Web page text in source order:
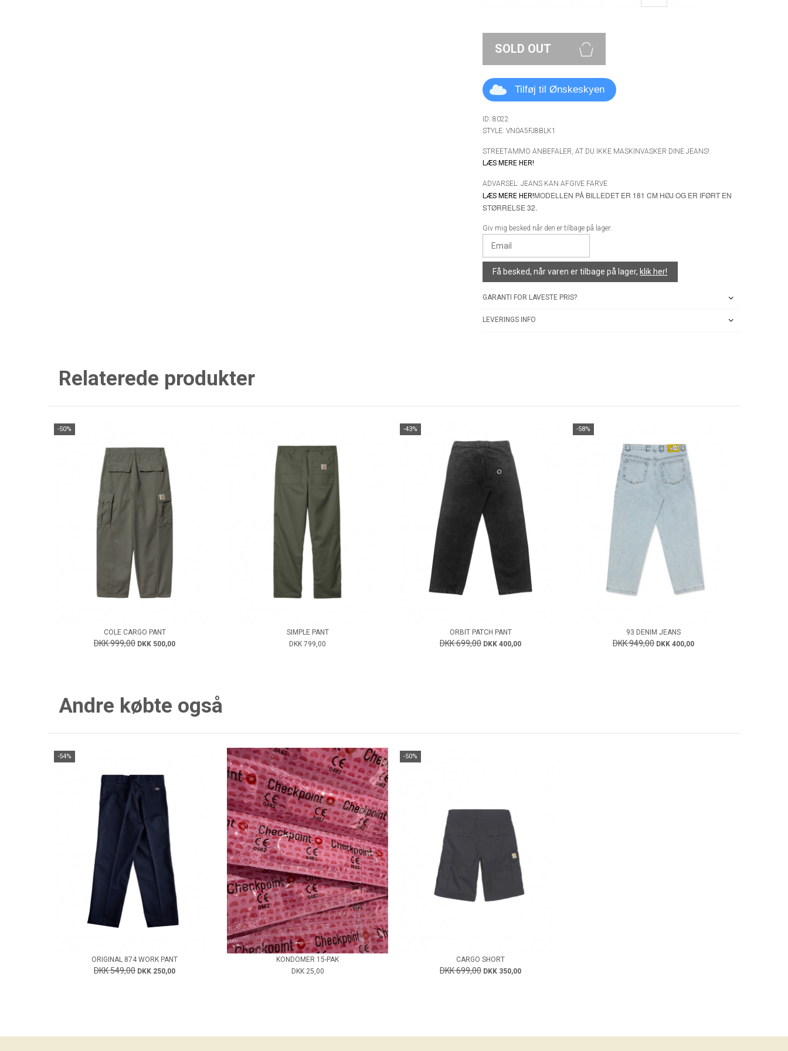
SOLD OUT
Tilføj til Ønskeskyen
ID: 8022
STYLE: VN0A5FJ8BLK1
STREETAMMO ANBEFALER, AT DU IKKE MASKINVASKER DINE JEANS!
LÆS MERE HER!
ADVARSEL: JEANS KAN AFGIVE FARVE
LÆS MERE HER!MODELLEN PÅ BILLEDET ER 181 CM HØJ OG ER IFØRT EN
STØRRELSE 32.
Giv mig besked når den er tilbage på lager:
Få besked, når varen er tilbage på lager, klik her!
GARANTI FOR LAVESTE PRIS?
LEVERINGS INFO
Relaterede produkter
-50%
COLE CARGO PANT
DKK 999,00 DKK 500,00
SIMPLE PANT
DKK 799,00
-43%
ORBIT PATCH PANT
DKK 699,00 DKK 400,00
-58%
93 DENIM JEANS
DKK 949,00 DKK 400,00
Andre købte også
-54%
ORIGINAL 874 WORK PANT
DKK 549,00 DKK 250,00
KONDOMER 15-PAK
DKK 25,00
-50%
CARGO SHORT
DKK 699,00 DKK 350,00